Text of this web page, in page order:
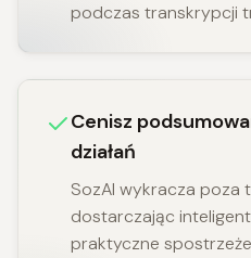
podczas transkrypcji
Cenisz
działań
SozAI wykracza poza
dostarczając
praktyczne